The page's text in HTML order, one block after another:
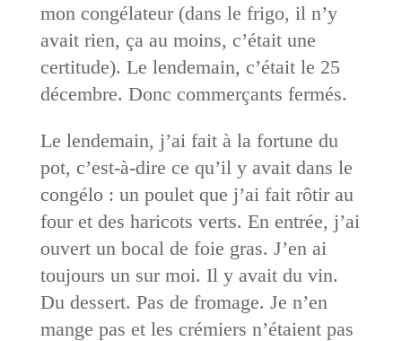
mon congélateur (dans le frigo, il n’y
avait rien, ça au moins, c’était une
certitude). Le lendemain, c’était le 25
décembre. Donc commerçants fermés.
Le lendemain, j’ai fait à la fortune du
pot, c’est-à-dire ce qu’il y avait dans le
congélo : un poulet que j’ai fait rôtir au
four et des haricots verts. En entrée, j’ai
ouvert un bocal de foie gras. J’en ai
toujours un sur moi. Il y avait du vin.
Du dessert. Pas de fromage. Je n’en
mange pas et les crémiers n’étaient pas